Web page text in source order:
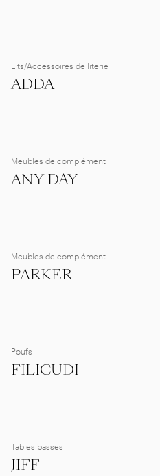
Lits/Accessoires de literie
ADDA
Meubles de complément
ANY DAY
Meubles de complément
PARKER
Poufs
FILICUDI
Tables basses
JIFF